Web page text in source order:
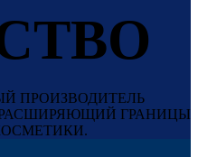
ПРОИЗВОДИТЕЛЬ
ГРАНИЦЫ